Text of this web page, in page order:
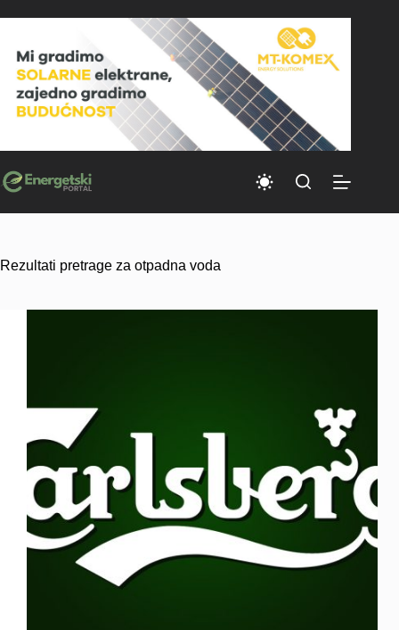
to
Rezultati pretrage za otpadna voda